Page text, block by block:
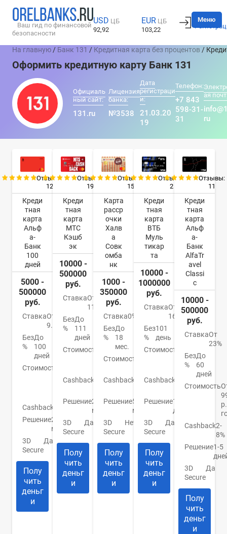
Ваш гид по финансовой
безопасности
USD ЦБ
92,92
EUR ЦБ
103,22
Вход
Меню
На главную / Банк 131 / Кредитная карта без процентов /
Оформить кредитную карту Банк 131
Официаль
ный сайт:
131.ru
Лицензия
банка:
№3538
Дата
регистраци
и:
21.03.20
19
Телефон:
+7 843
598-31-
31
ая
ru
Отзывы:
12
Креди
тная
карта
Альф
а-
Банк
100
дней
5000 -
500000
руб.
СтавкаОт
9.9%
Без
%
До
100
дней
Стоимость
590
Cashback
Решение2
мин.
3D
Secure
Да
Полу
чить
деньг
и
Отзывы:
19
Креди
тная
карта
МТС
Кэшб
эк
10000 -
500000
руб.
СтавкаОт
11,9%
Без
%
До
111
дней
Стоимость
Cashback
Решение2
мин.
3D
Secure
Да
Полу
чить
деньг
и
Отзывы:
15
Карта
расср
очки
Халв
а
Совк
омба
нк
1000 -
350000
руб.
Ставка0%
Без
%
До
18
мес.
Стоимость
Cashback
До
Решение5
мин.
3D
Secure
Нет
Полу
чить
деньг
и
Отзывы:
2
Креди
тная
карта
ВТБ
Муль
тикар
та
10000 -
1000000
руб.
СтавкаОт
16%
Без
%
101
день
Стоимость
руб.
Cashback
Решение1
день
3D
Secure
Да
Полу
чить
деньг
и
Отзывы:
11
Креди
тная
карта
Альф
а-
Банк
AlfaTr
avel
Classi
c
10000 -
500000
руб.
СтавкаОт
23%
Без
%
До
60
дней
Стоимость
Cashback2-
8%
Решение1-5
3D
Secure
Да
Полу
чить
деньг
и